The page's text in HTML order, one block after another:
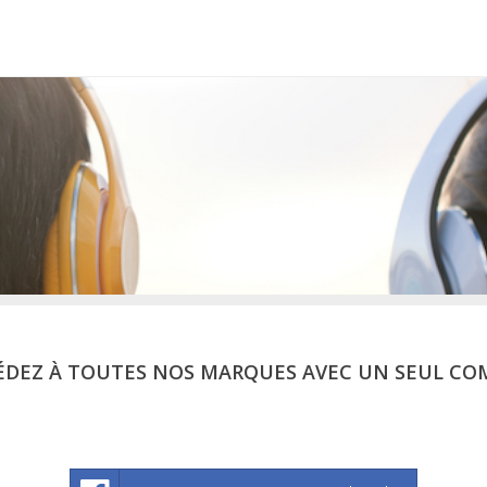
À TOUTES NOS MARQUES AVEC UN SEUL